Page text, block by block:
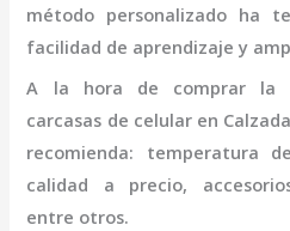
método personalizado ha
facilidad de aprendizaje y
A la hora de comprar la
carcasas de celular en
recomienda: temperatura
calidad a precio,
entre otros.